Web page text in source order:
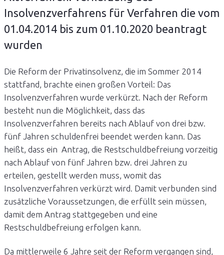
Insolvenzverfahrens für Verfahren die vom
01.04.2014 bis zum 01.10.2020 beantragt
wurden
Die Reform der Privatinsolvenz, die im Sommer 2014
stattfand, brachte einen großen Vorteil: Das
Insolvenzverfahren wurde verkürzt. Nach der Reform
besteht nun die Möglichkeit, dass das
Insolvenzverfahren bereits nach Ablauf von drei bzw.
fünf Jahren schuldenfrei beendet werden kann. Das
heißt, dass ein Antrag, die Restschuldbefreiung vorzeitig
nach Ablauf von fünf Jahren bzw. drei Jahren zu
erteilen, gestellt werden muss, womit das
Insolvenzverfahren verkürzt wird. Damit verbunden sind
zusätzliche Voraussetzungen, die erfüllt sein müssen,
damit dem Antrag stattgegeben und eine
Restschuldbefreiung erfolgen kann.
Da mittlerweile 6 Jahre seit der Reform vergangen sind,